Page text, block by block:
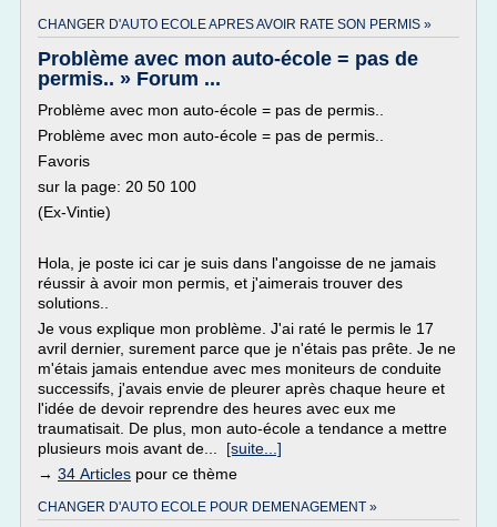
CHANGER D'AUTO ECOLE APRES AVOIR RATE SON PERMIS »
Problème avec mon auto-école = pas de
permis.. » Forum ...
Problème avec mon auto-école = pas de permis..
Problème avec mon auto-école = pas de permis..
Favoris
sur la page: 20 50 100
(Ex-Vintie)
Hola, je poste ici car je suis dans l'angoisse de ne jamais
réussir à avoir mon permis, et j'aimerais trouver des
solutions..
Je vous explique mon problème. J'ai raté le permis le 17
avril dernier, surement parce que je n'étais pas prête. Je ne
m'étais jamais entendue avec mes moniteurs de conduite
successifs, j'avais envie de pleurer après chaque heure et
l'idée de devoir reprendre des heures avec eux me
traumatisait. De plus, mon auto-école a tendance a mettre
plusieurs mois avant de... [suite...]
→ 34 Articles pour ce thème
CHANGER D'AUTO ECOLE POUR DEMENAGEMENT »